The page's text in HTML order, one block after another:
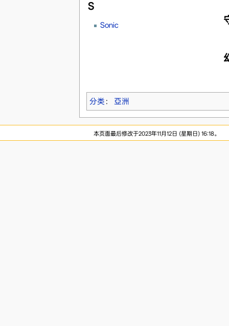
S
Sonic
分类 ： 亞洲
本页面最后修改于2023年11月12日 (星期日) 16:18。